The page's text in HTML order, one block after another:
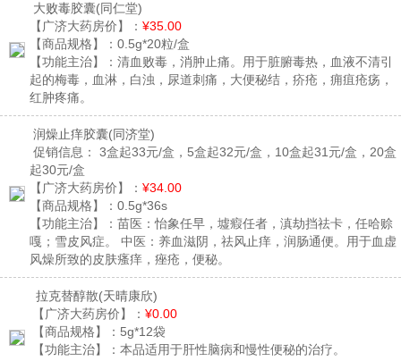
大败毒胶囊(同仁堂)
【广济大药房价】： ¥35.00
【商品规格】： 0.5g*20粒/盒
【功能主治】： 清血败毒，消肿止痛。用于脏腑毒热，血液不清引
起的梅毒，血淋，白浊，尿道刺痛，大便秘结，疥疮，痈疽疮疡，
红肿疼痛。
润燥止痒胶囊(同济堂)
促销信息：
3盒起33元/盒，5盒起32元/盒，10盒起31元/盒，20盒
起30元/盒
【广济大药房价】： ¥34.00
【商品规格】： 0.5g*36s
【功能主治】： 苗医：怡象任早，墟瘕任者，滇劫挡祛卡，任哈赊
嘎；雪皮风症。 中医：养血滋阴，祛风止痒，润肠通便。用于血虚
风燥所致的皮肤瘙痒，痤疮，便秘。
拉克替醇散(天晴康欣)
【广济大药房价】： ¥0.00
【商品规格】： 5g*12袋
【功能主治】： 本品适用于肝性脑病和慢性便秘的治疗。